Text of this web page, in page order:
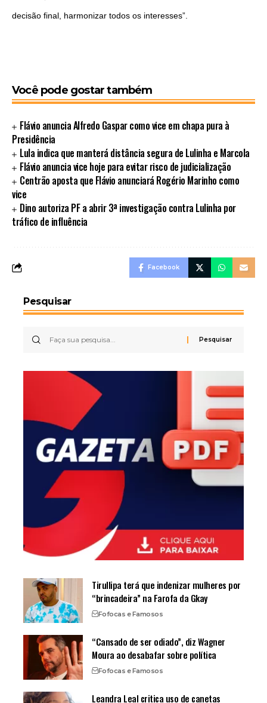
decisão final, harmonizar todos os interesses”.
Você pode gostar também
Flávio anuncia Alfredo Gaspar como vice em chapa pura à
Presidência
Lula indica que manterá distância segura de Lulinha e Marcola
Flávio anuncia vice hoje para evitar risco de judicialização
Centrão aposta que Flávio anunciará Rogério Marinho como
vice
Dino autoriza PF a abrir 3ª investigação contra Lulinha por
tráfico de influência
Facebook
Pesquisar
Tirullipa terá que indenizar mulheres por
“brincadeira” na Farofa da Gkay
Fofocas e Famosos
“Cansado de ser odiado”, diz Wagner
Moura ao desabafar sobre política
Fofocas e Famosos
Leandra Leal critica uso de canetas